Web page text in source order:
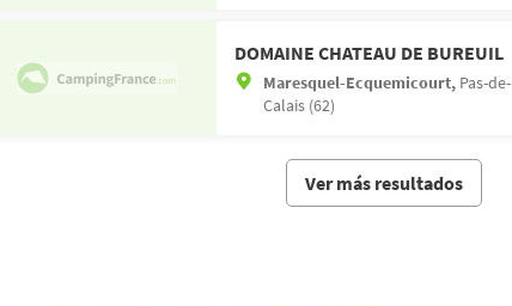
DOMAINE CHATEAU DE BUREUIL
Maresquel-Ecquemicourt, Pas-de-
Calais (62)
Ver más resultados